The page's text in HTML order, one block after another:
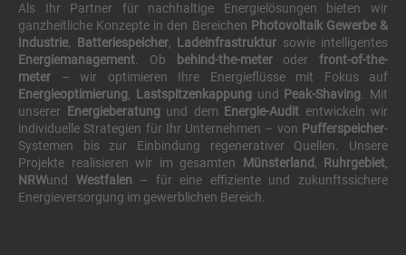
Als Ihr Partner für nachhaltige Energielösungen bieten wir
ganzheitliche Konzepte in den Bereichen Photovoltaik Gewerbe &
Industrie, Batteriespeicher, Ladeinfrastruktur sowie intelligentes
Energiemanagement. Ob behind-the-meteroder front-of-the-
meter – wir optimieren Ihre Energieflüsse mit Fokus auf
Energieoptimierung, Lastspitzenkappungund Peak-Shaving. Mit
unserer Energieberatungund dem Energie-Audit entwickeln wir
individuelle Strategien für Ihr Unternehmen – von Pufferspeicher-
Systemen bis zur Einbindung regenerativer Quellen. Unsere
Projekte realisieren wir im gesamten
Münsterland, Ruhrgebiet,
NRWund Westfalen – für eine effiziente und zukunftssichere
Energieversorgung im gewerblichen Bereich.